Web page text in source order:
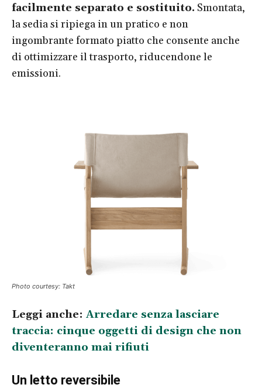
facilmente separato e sostituito. Smontata,
la sedia si ripiega in un pratico e non
ingombrante formato piatto che consente anche
di ottimizzare il trasporto, riducendone le
emissioni.
Photo courtesy: Takt
Leggi anche: Arredare senza lasciare
traccia: cinque oggetti di design che non
diventeranno mai rifiuti
Un letto reversibile